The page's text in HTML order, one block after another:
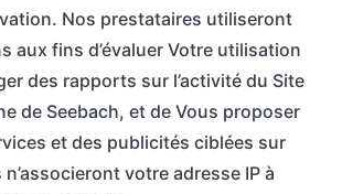
Nos prestataires utiliseront
aux fins d’évaluer Votre utilisation
des rapports sur l’activité du Site
de Seebach, et de Vous proposer
et des publicités ciblées sur
votre adresse IP à